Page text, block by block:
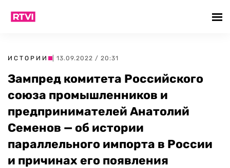
ИСТОРИИ | 13.09.2022 / 20:31
Зампред комитета Российского
союза промышленников и
предпринимателей Анатолий
Семенов — об истории
параллельного импорта в России
и причинах его появления